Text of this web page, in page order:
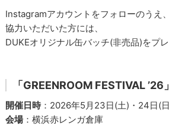
Instagramアカウントをフォローのうえ
協力いただいた方には、
DUKEオリジナル缶バッチ(非売品)をプレ
「GREENROOM FESTIVAL
開催日時：2026年5月23日(土)・24日(
会場：横浜赤レンガ倉庫